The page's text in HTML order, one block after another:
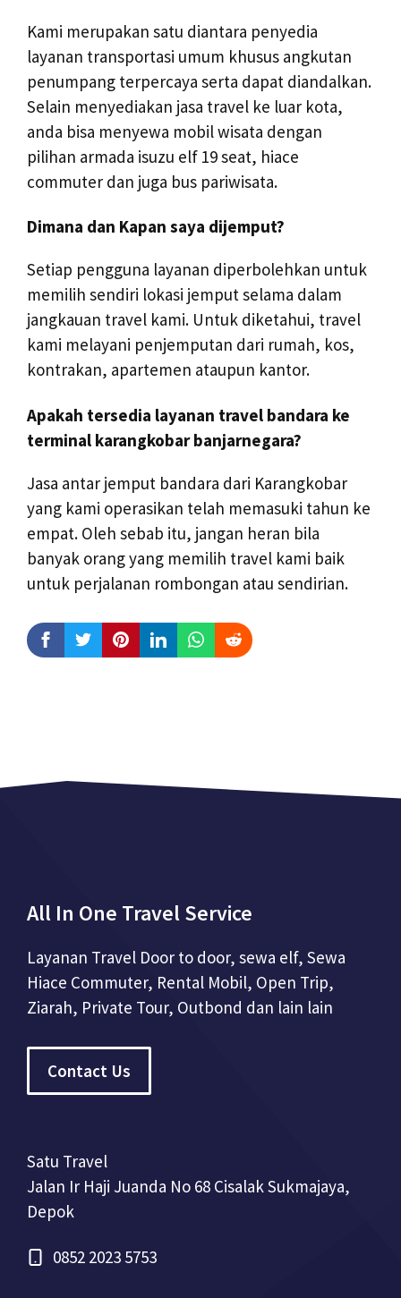
Kami merupakan satu diantara penyedia
layanan transportasi umum khusus angkutan
penumpang terpercaya serta dapat diandalkan.
Selain menyediakan jasa travel ke luar kota,
anda bisa menyewa mobil wisata dengan
pilihan armada isuzu elf 19 seat, hiace
commuter dan juga bus pariwisata.
Dimana dan Kapan saya dijemput?
Setiap pengguna layanan diperbolehkan untuk
memilih sendiri lokasi jemput selama dalam
jangkauan travel kami. Untuk diketahui, travel
kami melayani penjemputan dari rumah, kos,
kontrakan, apartemen ataupun kantor.
Apakah tersedia layanan travel bandara ke
terminal karangkobar banjarnegara?
Jasa antar jemput bandara dari Karangkobar
yang kami operasikan telah memasuki tahun ke
empat. Oleh sebab itu, jangan heran bila
banyak orang yang memilih travel kami baik
untuk perjalanan rombongan atau sendirian.
All In One Travel Service
Layanan Travel Door to door, sewa elf, Sewa
Hiace Commuter, Rental Mobil, Open Trip,
Ziarah, Private Tour, Outbond dan lain lain
Contact Us
Satu Travel
Jalan Ir Haji Juanda No 68 Cisalak Sukmajaya,
Depok
0852 2023 5753